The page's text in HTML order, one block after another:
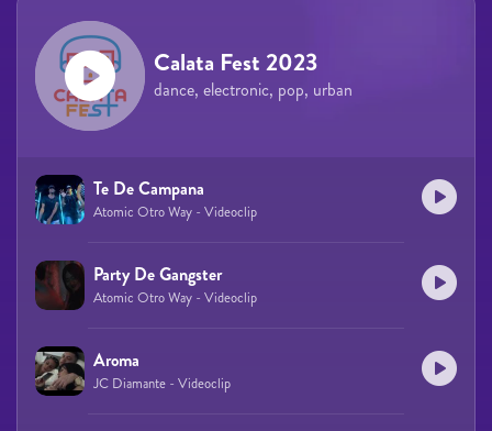
Calata Fest 2023
dance, electronic, pop, urban
Te De Campana
Atomic Otro Way - Videoclip
Party De Gangster
Atomic Otro Way - Videoclip
Aroma
JC Diamante - Videoclip